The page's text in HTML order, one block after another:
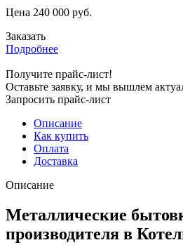
Цена 240 000 руб.
Заказать
Подробнее
Получите прайс-лист!
Оставьте заявку, и мы вышлем
Запросить прайс-лист
Описание
Как купить
Оплата
Доставка
Описание
Металлические
производителя в